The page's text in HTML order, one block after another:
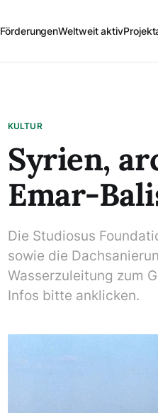
FörderungenWeltweit aktiv
KULTUR
Syrien,
Emar-
Die Studiosus
sowie die
Wasserzuleitung zum
Infos bitte anklicken.